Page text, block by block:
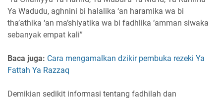
Ya Wadudu, aghnini bi halalika ‘an haramika wa bi
tha’athika ‘an ma’shiyatika wa bi fadhlika ‘amman siwaka
sebanyak empat kali”
Baca juga: Cara mengamalkan dzikir pembuka rezeki Ya
Fattah Ya Razzaq
Demikian sedikit informasi tentang fadhilah dan